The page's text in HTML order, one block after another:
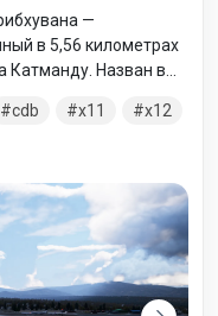
—
в 5,56 километрах
Катманду. Назван в
и эксплуатирует
20 размерами 3050 х
— Гаучаран,
дано имя
cdb x11
x12